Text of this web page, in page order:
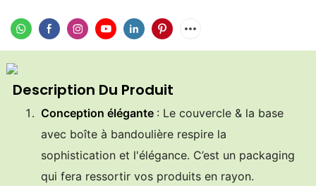
Description Du Produit
Conception élégante : Le couvercle & la base
avec boîte à bandoulière respire la
sophistication et l'élégance. C’est un packaging
qui fera ressortir vos produits en rayon.